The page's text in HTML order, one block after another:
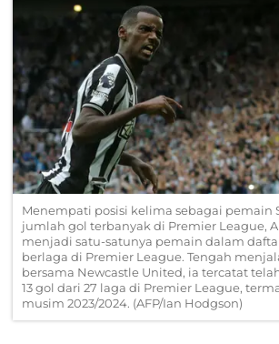
Menempati posisi kelima sebagai pemain
jumlah gol terbanyak di Premier League,
menjadi satu-satunya pemain dalam
berlaga di Premier League. Tengah
bersama Newcastle United, ia tercatat
13 gol dari 27 laga di Premier League,
musim 2023/2024. (AFP/Ian Hodgson)